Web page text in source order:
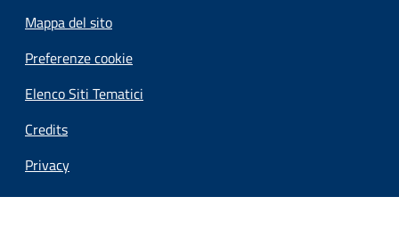
Mappa del sito
Preferenze cookie
Elenco Siti Tematici
Credits
Privacy